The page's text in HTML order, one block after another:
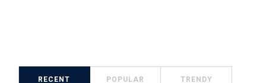
RECENT POPULAR TRENDY